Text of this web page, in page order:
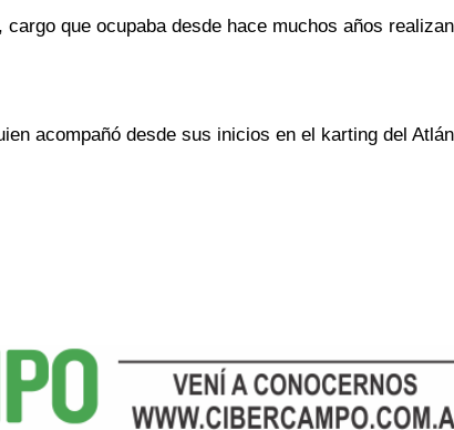
que ocupaba desde hace muchos años
acompañó desde sus inicios en el karting del